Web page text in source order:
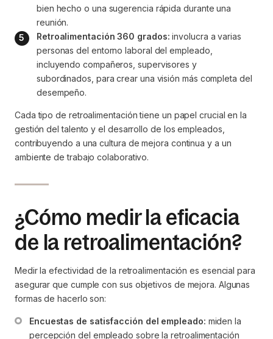
bien hecho o una sugerencia rápida durante una
reunión.
Retroalimentación 360 grados: involucra a varias
personas del entorno laboral del empleado,
incluyendo compañeros, supervisores y
subordinados, para crear una visión más completa del
desempeño.
Cada tipo de retroalimentación tiene un papel crucial en la
gestión del talento y el desarrollo de los empleados,
contribuyendo a una cultura de mejora continua y a un
ambiente de trabajo colaborativo.
¿Cómo medir la eficacia
de la retroalimentación?
Medir la efectividad de la retroalimentación es esencial para
asegurar que cumple con sus objetivos de mejora. Algunas
formas de hacerlo son:
Encuestas de satisfacción del empleado: miden la
percepción del empleado sobre la retroalimentación